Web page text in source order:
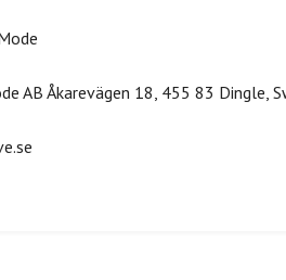
AB Åkarevägen 18, 455 83 Dingle,